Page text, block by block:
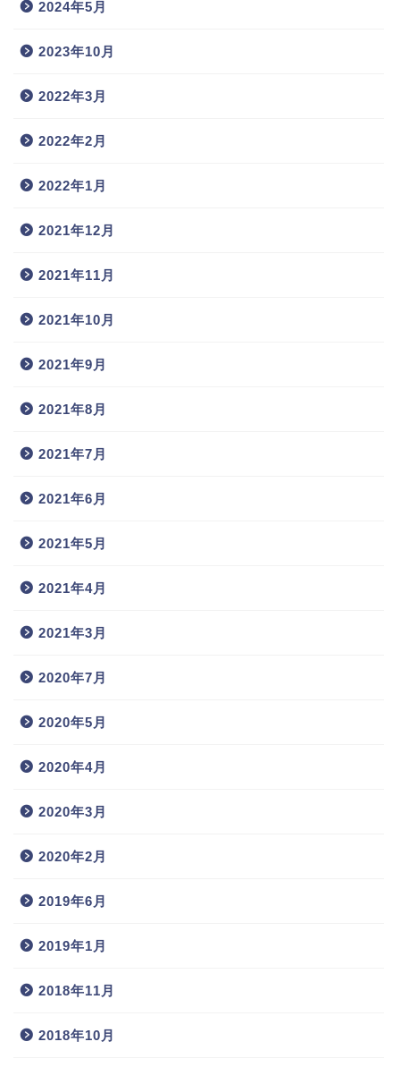
2024年5月
2023年10月
2022年3月
2022年2月
2022年1月
2021年12月
2021年11月
2021年10月
2021年9月
2021年8月
2021年7月
2021年6月
2021年5月
2021年4月
2021年3月
2020年7月
2020年5月
2020年4月
2020年3月
2020年2月
2019年6月
2019年1月
2018年11月
2018年10月